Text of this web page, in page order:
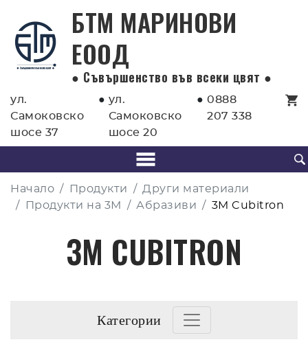
БТМ МАРИНОВИ
EООД
● Съвършенство във всеки цвят ●
ул.
Самоковско
шосе 37
● ул.
Самоковско
шосе 20
●0888
207 338
Начало Продукти
Други материали
Продукти на 3М
Абразиви 3M Cubitron
3M CUBITRON
Категории